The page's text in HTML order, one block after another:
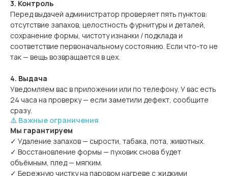
3. Контроль
Перед выдачей администратор проверяет пять пунктов:
отсутствие запахов, целостность фурнитуры и деталей,
сохранение формы, чистоту изнанки / подклада и
соответствие первоначальному состоянию. Если что-то не
так — вещь возвращается в цех.
4. Выдача
Уведомляем вас в приложении или по телефону. У вас есть
24 часа на проверку — если заметили дефект, сообщите
сразу.
⚠️ Важные ограничения
Мы гарантируем
✓ Удаление запахов — сырости, табака, пота, животных.
✓ Восстановление формы — пуховик снова будет
объёмным, плед — мягким.
✓ Бережную чистку на паровом нагреве с жидкими